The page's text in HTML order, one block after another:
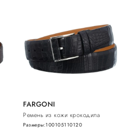
FARGONI
Ремень из кожи крокодила
Размеры:100105110120